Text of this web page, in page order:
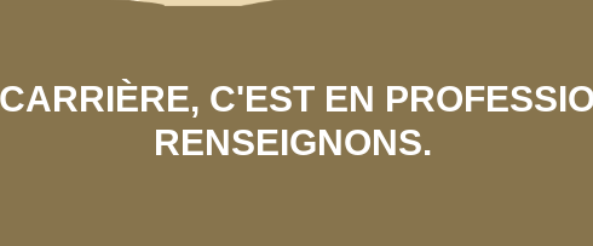
C'EST EN
RENSEIGNONS.